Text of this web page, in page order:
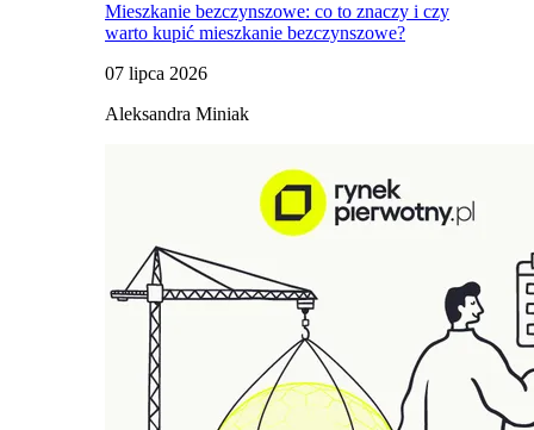
Mieszkanie bezczynszowe: co to znaczy i czy
warto kupić mieszkanie bezczynszowe?
07 lipca 2026
Aleksandra Miniak